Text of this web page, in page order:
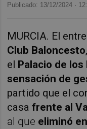
Publicado: 13/12/2024 ·
MURCIA. El
Club Baloncesto,
el
Palacio de
sensación de
partido que el
casafrente al
al que eliminó